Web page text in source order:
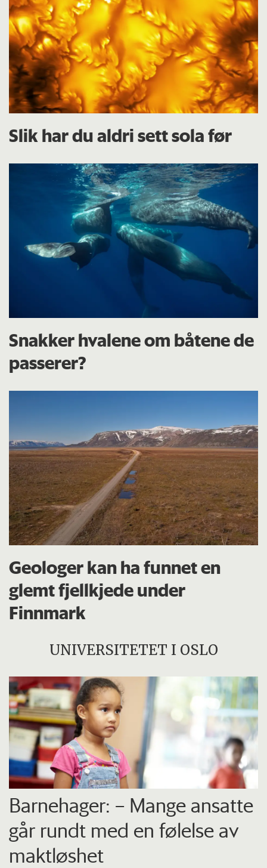
Slik har du aldri sett sola før
Snakker hvalene om båtene de
passerer?
Geologer kan ha funnet en
glemt fjellkjede under
Finnmark
UNIVERSITETET I OSLO
Barnehager: – Mange ansatte
går rundt med en følelse av
maktløshet